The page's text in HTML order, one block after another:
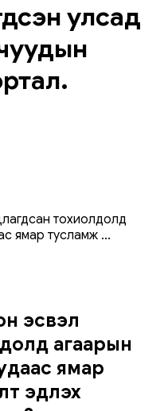
улсад
тохиолдолд
ямар тусламж ...
эсвэл
агаарын
ямар
эдлэх